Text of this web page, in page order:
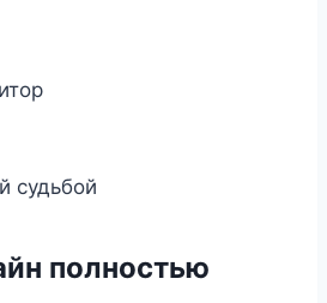
судьбой
полностью